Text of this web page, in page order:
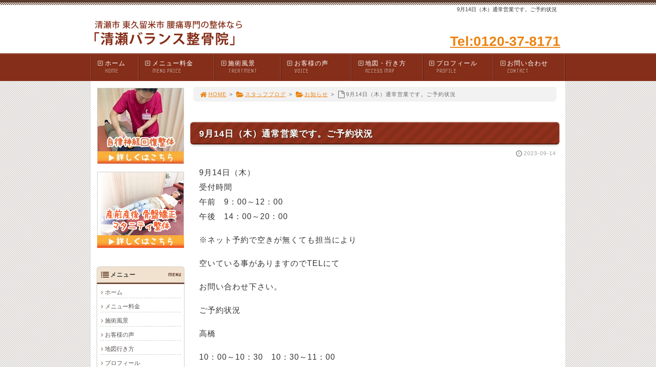
9月14日（木）通常営業です。ご予約状況
Tel:0120-37-8171
ホーム
HOME
メニュー料金
MENU PRICE
施術風景
TREATMENT
お客様の声
VOICE
地図・行き方
ACCESS MAP
プロフィール
PROFILE
お問い合わせ
CONTACT
HOME > スタッフブログ > お知らせ > 9月14日（木）通常営業です。ご予約状況
9月14日（木）通常営業です。ご予約状況
2023-09-14
9月14日（木）
受付時間
午前 9：00～12：00
午後 14：00～20：00
※ネット予約で空きが無くても担当により
空いている事がありますのでTELにて
お問い合わせ下さい。
ご予約状況
高橋
10：00～10：30 10：30～11：00
メニュー MENU
ホーム
メニュー料金
施術風景
お客様の声
地図行き方
プロフィール